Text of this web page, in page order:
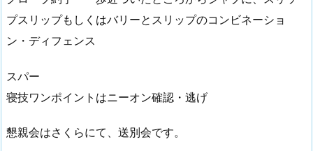
プスリップもしくはバリーとスリップのコンビネーショ
ン・ディフェンス
スパー
寝技ワンポイントはニーオン確認・逃げ
懇親会はさくらにて、送別会です。